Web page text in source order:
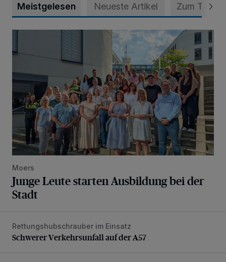
Meistgelesen Neueste Artikel Zum Thema
Junge Leute starten Ausbildung bei der Stadt
Moers
Junge Leute starten Ausbildung bei der
Stadt
Schwerer Verkehrsunfall auf der A57
Rettungshubschrauber im Einsatz
Schwerer Verkehrsunfall auf der A57